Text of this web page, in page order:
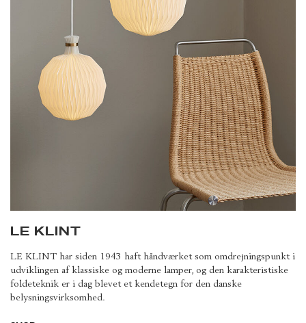
LE KLINT
LE KLINT har siden 1943 haft håndværket som omdrejningspunkt i
udviklingen af klassiske og moderne lamper, og den karakteristiske
foldeteknik er i dag blevet et kendetegn for den danske
belysningsvirksomhed.